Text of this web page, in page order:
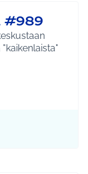
#989